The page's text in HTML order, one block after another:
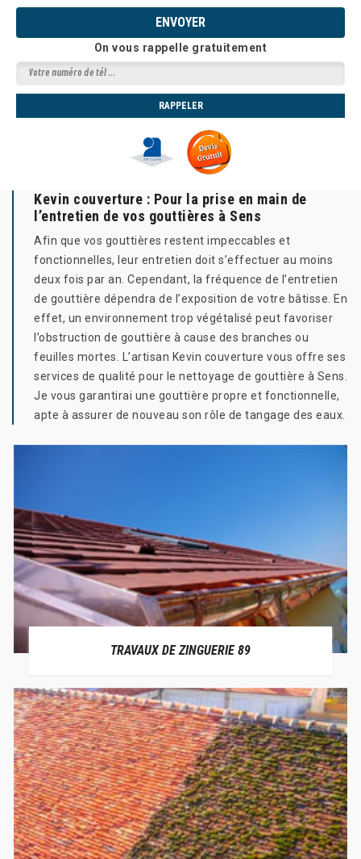
On vous rappelle gratuitement
Kevin couverture : Pour la prise en main de
l’entretien de vos gouttières à Sens
Afin que vos gouttières restent impeccables et
fonctionnelles, leur entretien doit s’effectuer au moins
deux fois par an. Cependant, la fréquence de l’entretien
de gouttière dépendra de l’exposition de votre bâtisse. En
effet, un environnement trop végétalisé peut favoriser
l’obstruction de gouttière à cause des branches ou
feuilles mortes. L’artisan Kevin couverture vous offre ses
services de qualité pour le nettoyage de gouttière à Sens.
Je vous garantirai une gouttière propre et fonctionnelle,
apte à assurer de nouveau son rôle de tangage des eaux.
TRAVAUX DE ZINGUERIE 89